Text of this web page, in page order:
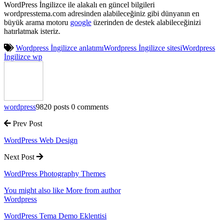
WordPress İngilizce ile alakalı en güncel bilgileri
wordpresstema.com adresinden alabileceğiniz gibi dünyanın en
büyük arama motoru google üzerinden de destek alabileceğinizi
hatırlatmak isteriz.
Wordpress İngilizce anlatımıWordpress İngilizce sitesiWordpress
İngilizce wp
wordpress9820 posts 0 comments
Prev Post
WordPress Web Design
Next Post
WordPress Photography Themes
You might also like More from author
Wordpress
WordPress Tema Demo Eklentisi